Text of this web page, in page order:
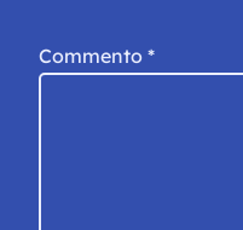
Commento *